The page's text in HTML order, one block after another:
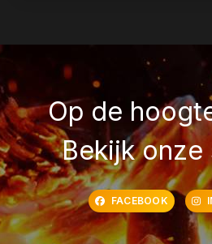
Op de
Bekijk onze
FACEBOOK